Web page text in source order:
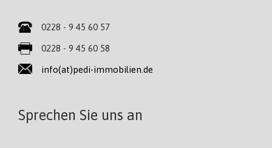
0228 - 9 45 60 57
0228 - 9 45 60 58
info(at)pedi-immobilien.de
Sprechen Sie uns an